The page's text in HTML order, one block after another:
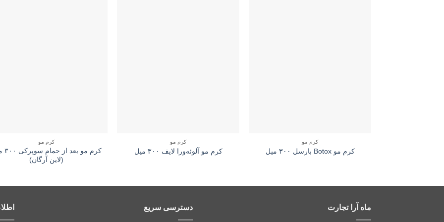
کرم مو
کرم مو Botox بارسل ۳۰۰ میل
کرم مو
کرم مو آلوئه‌ورا لایف ۳۰۰ میل
کرم مو
کرم
(لاین آرگان)
ماه آرا تجارت دسترسی سریع